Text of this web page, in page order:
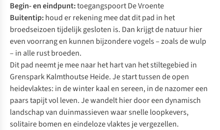
Begin- en eindpunt:toegangspoort De Vroente
Buitentip:houd er rekening mee dat dit pad in het
broedseizoen tijdelijk gesloten is. Dan krijgt de natuur hier
even voorrang en kunnen bijzondere vogels – zoals de wulp
– in alle rust broeden.
Dit pad neemt je mee naar het hart van het stiltegebied in
Grenspark Kalmthoutse Heide. Je start tussen de open
heidevlaktes: in de winter kaal en sereen, in de nazomer een
paars tapijt vol leven. Je wandelt hier door een dynamisch
landschap van duinmassieven waar snelle loopkevers,
solitaire bomen en eindeloze vlaktes je vergezellen.